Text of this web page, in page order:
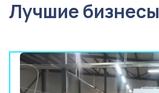
Лучшие бизнесы